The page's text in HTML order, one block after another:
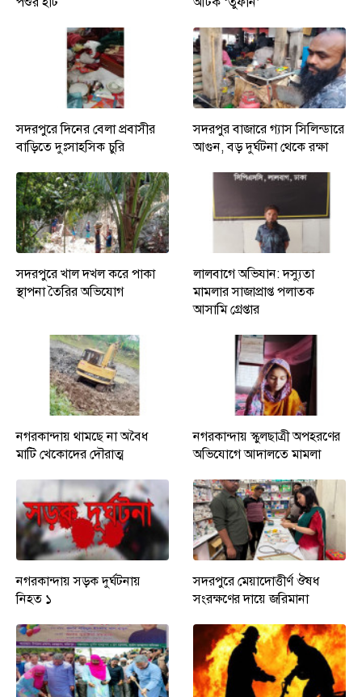
সদরপুরে দিনের বেলা প্রবাসীর
বাড়িতে দুঃসাহসিক চুরি
সদরপুর বাজারে গ্যাস সিলিন্ডারে
আগুন, বড় দুর্ঘটনা থেকে রক্ষা
সদরপুরে খাল দখল করে পাকা
স্থাপনা তৈরির অভিযোগ
লালবাগে অভিযান: দস্যুতা
মামলার সাজাপ্রাপ্ত পলাতক
আসামি গ্রেপ্তার
নগরকান্দায় থামছে না অবৈধ
মাটি খেকোদের দৌরাত্ম
নগরকান্দায় স্কুলছাত্রী অপহরণের
অভিযোগে আদালতে মামলা
নগরকান্দায় সড়ক দুর্ঘটনায়
নিহত ১
সদরপুরে মেয়াদোত্তীর্ণ ঔষধ
সংরক্ষণের দায়ে জরিমানা